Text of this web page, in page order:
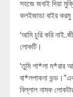
সহজে জবাই দিয়া
কলইজাডা বাইর
‘আমি চুরি করি
লোকটি।
‘তুমি শা*লা ম*রার
বা*লপাকনা
বিল্লাল নামক